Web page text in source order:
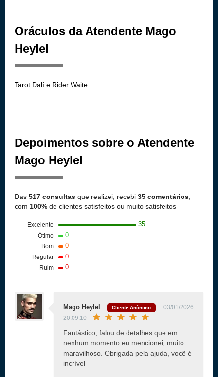
Oráculos da Atendente Mago
Heylel
Tarot Dalí e Rider Waite
Depoimentos sobre o Atendente
Mago Heylel
Das 517 consultas que realizei, recebi 35 comentários
com 100% de clientes satisfeitos ou muito satisfeitos
Excelente 35
Ótimo 0
Bom 0
Regular 0
Ruim 0
Mago Heylel Cliente Anônimo
03/01/2026
20:09:10
Fantástico, falou de detalhes que em
nenhum momento eu mencionei, muito
maravilhoso. Obrigada pela ajuda, você é
incrível